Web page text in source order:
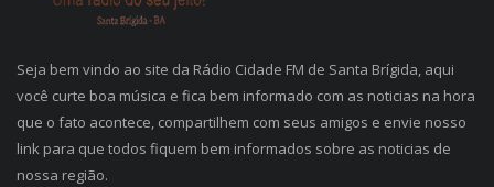
Seja bem vindo ao site da Rádio Cidade FM de Santa Brígida, aqui
você curte boa música e fica bem informado com as noticias na hora
que o fato acontece, compartilhem com seus amigos e envie nosso
link para que todos fiquem bem informados sobre as noticias de
nossa região.